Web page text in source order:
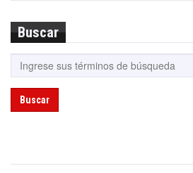
Buscar
Buscar